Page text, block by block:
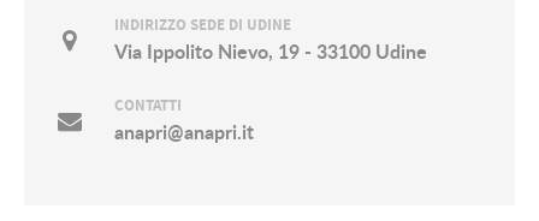
INDIRIZZO SEDE DI UDINE
Via Ippolito Nievo, 19 - 33100 Udine
CONTATTI
anapri@anapri.it